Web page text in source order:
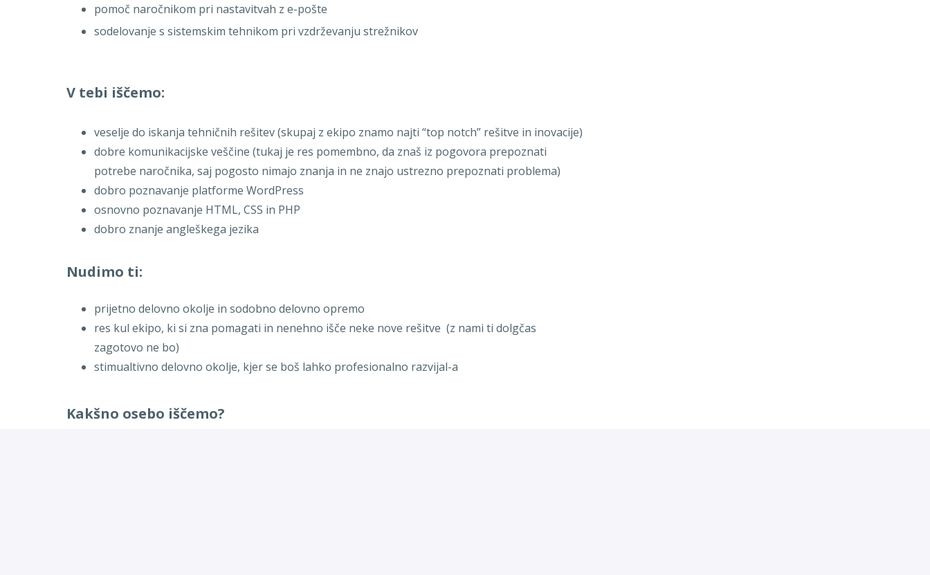
pomoč naročnikom pri nastavitvah z e-pošte
sodelovanje s sistemskim tehnikom pri vzdrževanju strežnikov
V tebi iščemo:
veselje do iskanja tehničnih rešitev (skupaj z ekipo znamo najti “top notch” rešitve in inovacije)
dobre komunikacijske veščine (tukaj je res pomembno, da znaš iz pogovora prepoznati
potrebe naročnika, saj pogosto nimajo znanja in ne znajo ustrezno prepoznati problema)
dobro poznavanje platforme WordPress
osnovno poznavanje HTML, CSS in PHP
dobro znanje angleškega jezika
Nudimo ti:
prijetno delovno okolje in sodobno delovno opremo
res kul ekipo, ki si zna pomagati in nenehno išče neke nove rešitve (z nami ti dolgčas
zagotovo ne bo)
stimualtivno delovno okolje, kjer se boš lahko profesionalno razvijal-a
Kakšno osebo iščemo?